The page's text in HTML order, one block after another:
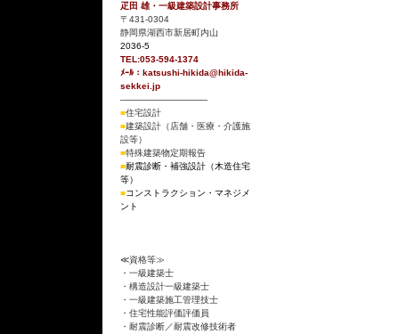
疋田 雄・一級建築設計事務所
〒431-0304
静岡県湖西市新居町内山
2036-5
TEL:053-594-1374
ﾒｰﾙ：katsushi-hikida@hikida-
sekkei.jp
──────────────
■住宅設計
■建築設計（店舗・医療・介護施
設等）
■特殊建築物定期報告
■耐震診断・補強設計（木造住宅
等）
■コンストラクション・マネジメ
ント
≪資格等≫
・一級建築士
・構造設計一級建築士
・一級建築施工管理技士
・住宅性能評価評価員
・耐震診断／耐震改修技術者